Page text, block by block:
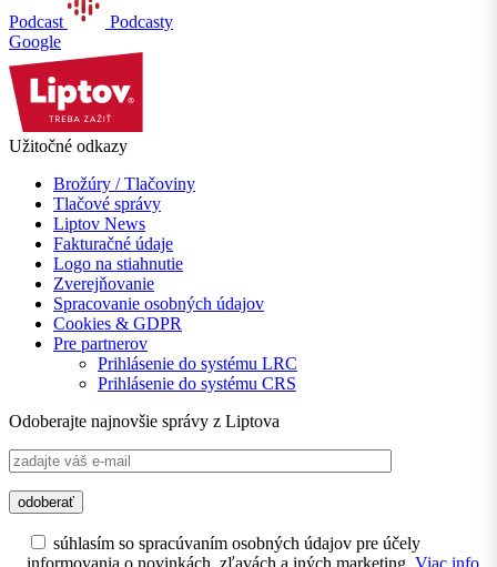
Podcast
Podcasty
Google
Užitočné odkazy
Brožúry / Tlačoviny
Tlačové správy
Liptov News
Fakturačné údaje
Logo na stiahnutie
Zverejňovanie
Spracovanie osobných údajov
Cookies & GDPR
Pre partnerov
Prihlásenie do systému LRC
Prihlásenie do systému CRS
Odoberajte najnovšie správy z Liptova
súhlasím so spracúvaním osobných údajov pre účely
informovania o novinkách, zľavách a iných marketing. Viac info.